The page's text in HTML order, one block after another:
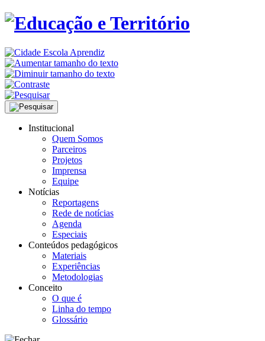
Institucional
Quem Somos
Parceiros
Projetos
Imprensa
Equipe
Notícias
Reportagens
Rede de notícias
Agenda
Especiais
Conteúdos pedagógicos
Materiais
Experiências
Metodologias
Conceito
O que é
Linha do tempo
Glossário